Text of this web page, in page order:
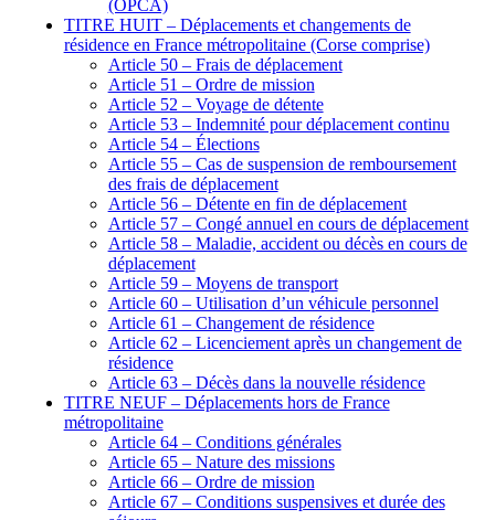
(OPCA)
TITRE HUIT – Déplacements et changements de
résidence en France métropolitaine (Corse comprise)
Article 50 – Frais de déplacement
Article 51 – Ordre de mission
Article 52 – Voyage de détente
Article 53 – Indemnité pour déplacement continu
Article 54 – Élections
Article 55 – Cas de suspension de remboursement
des frais de déplacement
Article 56 – Détente en fin de déplacement
Article 57 – Congé annuel en cours de déplacement
Article 58 – Maladie, accident ou décès en cours de
déplacement
Article 59 – Moyens de transport
Article 60 – Utilisation d’un véhicule personnel
Article 61 – Changement de résidence
Article 62 – Licenciement après un changement de
résidence
Article 63 – Décès dans la nouvelle résidence
TITRE NEUF – Déplacements hors de France
métropolitaine
Article 64 – Conditions générales
Article 65 – Nature des missions
Article 66 – Ordre de mission
Article 67 – Conditions suspensives et durée des